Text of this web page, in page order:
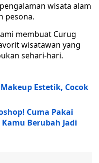
wisata alam
pesona.
membuat Curug
wisatawan yang
sehari-hari.
Estetik, Cocok
Cuma Pakai
Berubah Jadi